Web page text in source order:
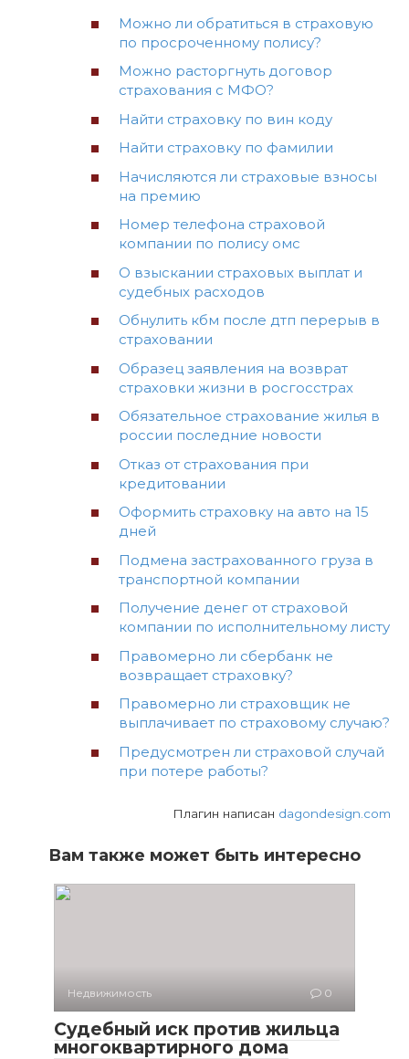
Можно ли обратиться в страховую
по просроченному полису?
Можно расторгнуть договор
страхования с МФО?
Найти страховку по вин коду
Найти страховку по фамилии
Начисляются ли страховые взносы
на премию
Номер телефона страховой
компании по полису омс
О взыскании страховых выплат и
судебных расходов
Обнулить кбм после дтп перерыв в
страховании
Образец заявления на возврат
страховки жизни в росгосстрах
Обязательное страхование жилья в
россии последние новости
Отказ от страхования при
кредитовании
Оформить страховку на авто на 15
дней
Подмена застрахованного груза в
транспортной компании
Получение денег от страховой
компании по исполнительному листу
Правомерно ли сбербанк не
возвращает страховку?
Правомерно ли страховщик не
выплачивает по страховому случаю?
Предусмотрен ли страховой случай
при потере работы?
Плагин написан dagondesign.com
Вам также может быть интересно
Недвижимость 0
Судебный иск против жильца
многоквартирного дома